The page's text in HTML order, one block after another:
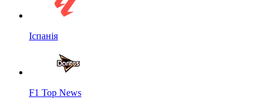
Іспанія
F1 Top News